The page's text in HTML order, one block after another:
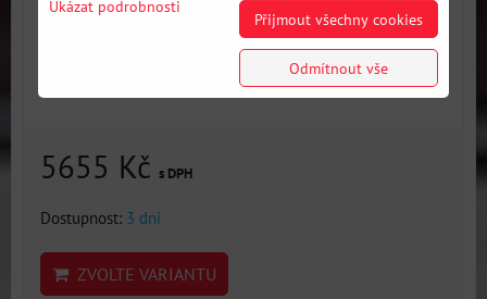
5655 Kč s DPH
Dostupnost: 3 dni
ZVOLTE VARIANTU
Ukázat podrobnosti
Přijmout všechny cookies
Odmítnout vše